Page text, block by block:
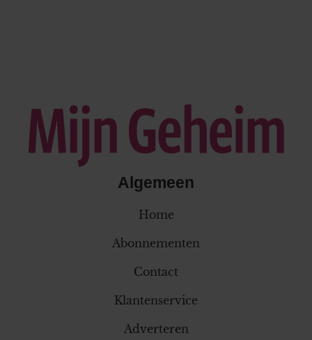
Algemeen
Home
Abonnementen
Contact
Klantenservice
Adverteren